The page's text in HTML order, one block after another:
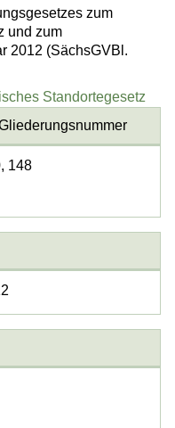
zum
und zum
2012 (SächsGVBl.
Standortegesetz
148